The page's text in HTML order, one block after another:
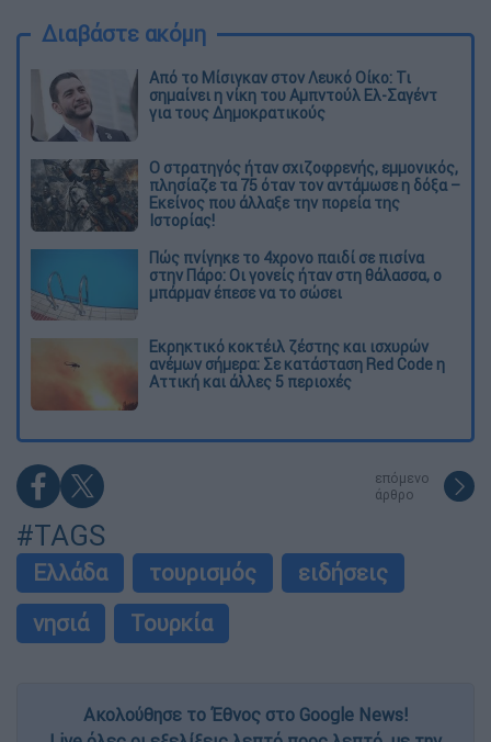
Διαβάστε ακόμη
Από το Μίσιγκαν στον Λευκό Οίκο: Τι
σημαίνει η νίκη του Αμπντούλ Ελ-Σαγέντ
για τους Δημοκρατικούς
O στρατηγός ήταν σχιζοφρενής, εμμονικός,
πλησίαζε τα 75 όταν τον αντάμωσε η δόξα –
Εκείνος που άλλαξε την πορεία της
Ιστορίας!
Πώς πνίγηκε το 4χρονο παιδί σε πισίνα
στην Πάρο: Οι γονείς ήταν στη θάλασσα, ο
μπάρμαν έπεσε να το σώσει
Εκρηκτικό κοκτέιλ ζέστης και ισχυρών
ανέμων σήμερα: Σε κατάσταση Red Code η
Αττική και άλλες 5 περιοχές
επόμενο
άρθρο
#TAGS
Ελλάδα τουρισμός
ειδήσεις
νησιά
Τουρκία
Ακολούθησε το Έθνος στο Google News!